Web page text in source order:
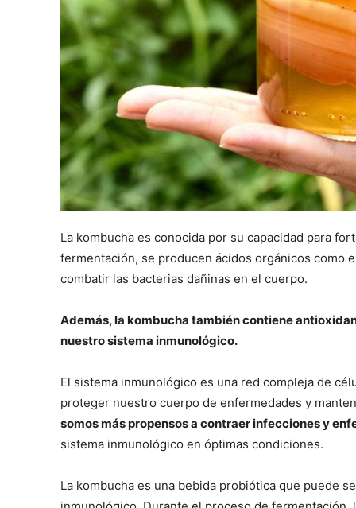
La kombucha es conocida por su capacidad para
fermentación, se producen ácidos orgánicos como
combatir las bacterias dañinas en el cuerpo.
Además, la kombucha también contiene
nuestro sistema inmunológico.
El sistema inmunológico es una red compleja de
proteger nuestro cuerpo de enfermedades y
somos más propensos a contraer infecciones y
sistema inmunológico en óptimas condiciones.
La kombucha es una bebida probiótica que puede